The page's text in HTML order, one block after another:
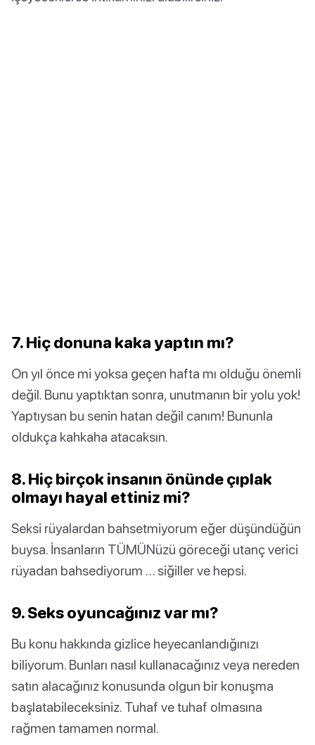
7. Hiç donuna kaka yaptın mı?
On yıl önce mi yoksa geçen hafta mı olduğu önemli
değil. Bunu yaptıktan sonra, unutmanın bir yolu yok!
Yaptıysan bu senin hatan değil canım! Bununla
oldukça kahkaha atacaksın.
8. Hiç birçok insanın önünde çıplak
olmayı hayal ettiniz mi?
Seksi rüyalardan bahsetmiyorum eğer düşündüğün
buysa. İnsanların TÜMÜNüzü göreceği utanç verici
rüyadan bahsediyorum … siğiller ve hepsi.
9. Seks oyuncağınız var mı?
Bu konu hakkında gizlice heyecanlandığınızı
biliyorum. Bunları nasıl kullanacağınız veya nereden
satın alacağınız konusunda olgun bir konuşma
başlatabileceksiniz. Tuhaf ve tuhaf olmasına
rağmen tamamen normal.